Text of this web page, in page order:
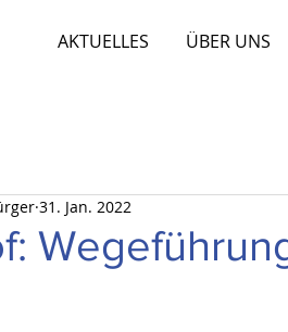
AKTUELLES ÜBER UNS
31. Jan. 2022